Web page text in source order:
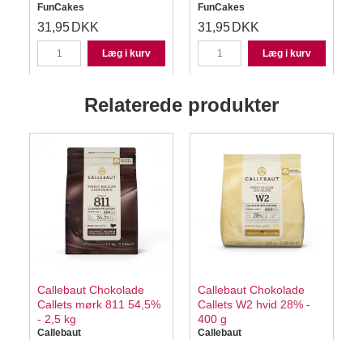
FunCakes
31,95 DKK
Læg i kurv
FunCakes
31,95 DKK
Læg i kurv
Relaterede produkter
Callebaut Chokolade
Callets mørk 811 54,5%
- 2,5 kg
Callebaut
Callebaut Chokolade
Callets W2 hvid 28% -
400 g
Callebaut